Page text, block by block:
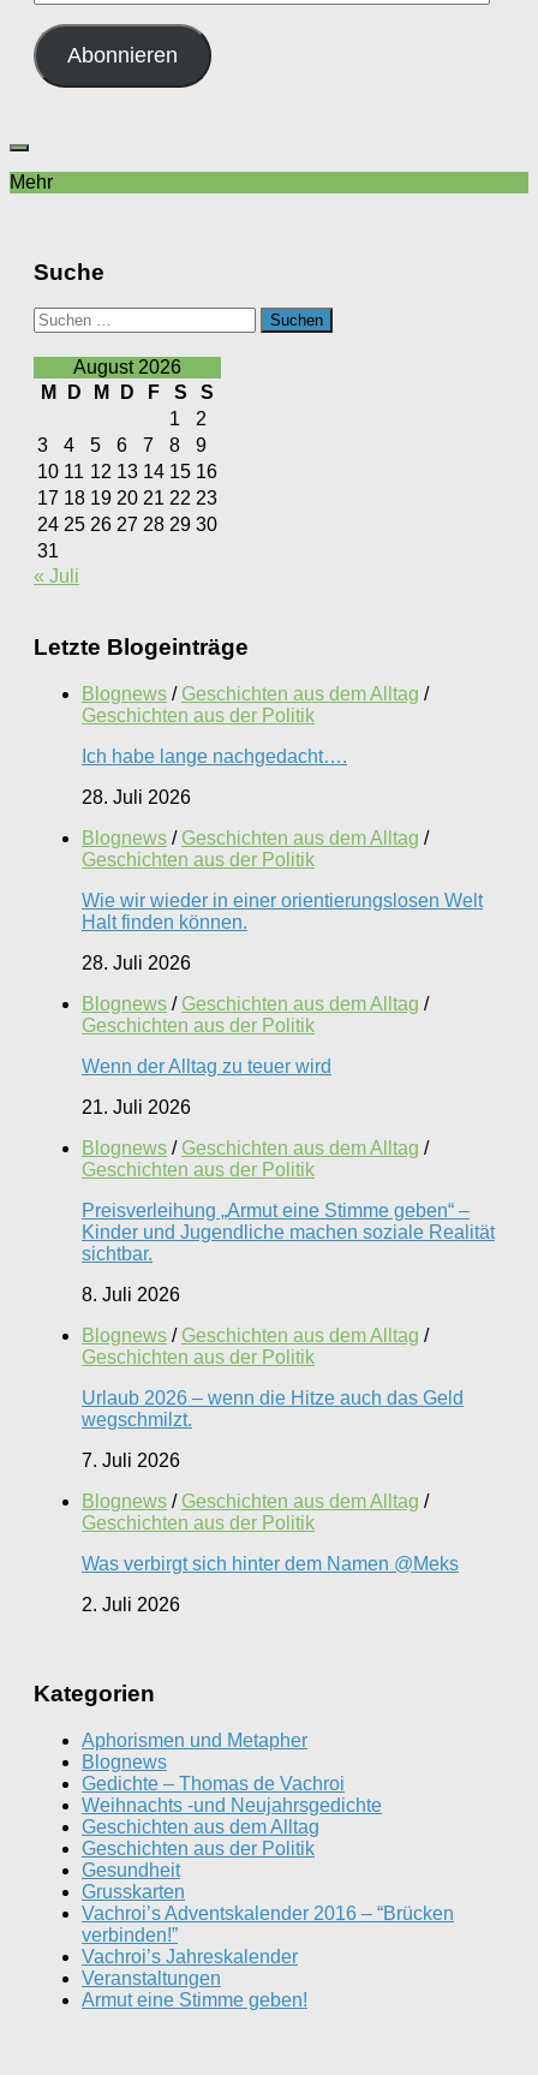
Mail-
Adresse
Abonnieren
Mehr
Suche
Suchen
nach:
August 2026
M
D M D F S
S
1
2
3
4 5 6 7 8
9
10 11 12 13 14 15 16
17 18 19 20 21 22 23
24 25 26 27 28 29 30
31
« Juli
Letzte Blogeinträge
Blognews / Geschichten aus dem Alltag /
Geschichten aus der Politik
Ich habe lange nachgedacht….
28. Juli 2026
Blognews / Geschichten aus dem Alltag /
Geschichten aus der Politik
Wie wir wieder in einer orientierungslosen Welt
Halt finden können.
28. Juli 2026
Blognews / Geschichten aus dem Alltag /
Geschichten aus der Politik
Wenn der Alltag zu teuer wird
21. Juli 2026
Blognews / Geschichten aus dem Alltag /
Geschichten aus der Politik
Preisverleihung „Armut eine Stimme geben“ –
Kinder und Jugendliche machen soziale Realität
sichtbar.
8. Juli 2026
Blognews / Geschichten aus dem Alltag /
Geschichten aus der Politik
Urlaub 2026 – wenn die Hitze auch das Geld
wegschmilzt.
7. Juli 2026
Blognews / Geschichten aus dem Alltag /
Geschichten aus der Politik
Was verbirgt sich hinter dem Namen @Meks
2. Juli 2026
Kategorien
Aphorismen und Metapher
Blognews
Gedichte – Thomas de Vachroi
Weihnachts -und Neujahrsgedichte
Geschichten aus dem Alltag
Geschichten aus der Politik
Gesundheit
Grusskarten
Vachroi’s Adventskalender 2016 – “Brücken
verbinden!”
Vachroi’s Jahreskalender
Veranstaltungen
Armut eine Stimme geben!